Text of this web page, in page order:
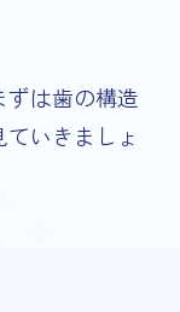
は歯の構造
いきましょ